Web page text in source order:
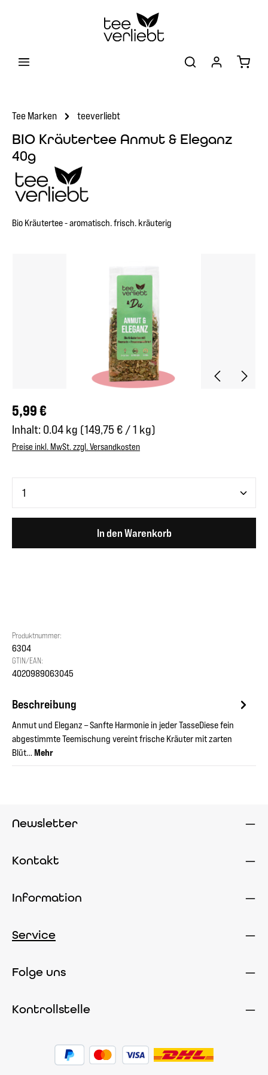
Tee Marken teeverliebt
BIO Kräutertee Anmut & Eleganz
40g
Bio Kräutertee - aromatisch. frisch. kräuterig
Regulärer Preis:
5,99 €
Inhalt: 0.04 kg (149,75 € / 1 kg)
Preise inkl. MwSt. zzgl. Versandkosten
In den Warenkorb
Produktnummer:
6304
GTIN/EAN:
4020989063045
Beschreibung
Anmut und Eleganz – Sanfte Harmonie in jeder TasseDiese fein
abgestimmte Teemischung vereint frische Kräuter mit zarten
Blüt… Mehr
Newsletter
Kontakt
Information
Service
Folge uns
Kontrollstelle